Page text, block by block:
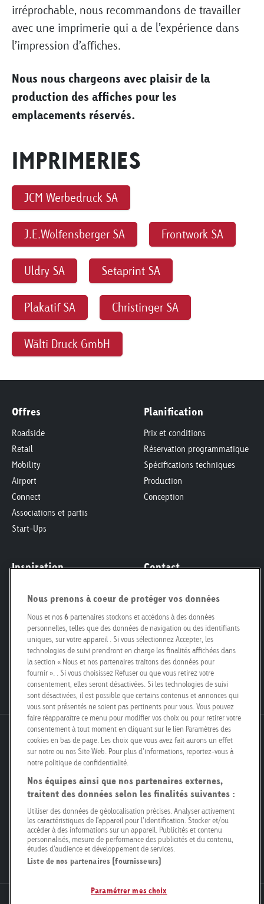
irréprochable, nous recommandons de travailler
avec une imprimerie qui a de l’expérience dans
l’impression d’affiches.
Nous nous chargeons avec plaisir de la
production des affiches pour les
emplacements réservés.
IMPRIMERIES
JCM Werbedruck SA
J.E.Wolfensberger SA Frontwork SA
Uldry SA Setaprint SA
Plakatif SA Christinger SA
Wälti Druck GmbH
Offres
Roadside
Retail
Mobility
Airport
Connect
Associations et partis
Start-Ups
Planification
Prix et conditions
Réservation programmatique
Spécifications techniques
Production
Conception
Inspiration
Responsabilité Sociétale des
Entreprises
Smart City
Engagement
Poster Safari
Contact
Formulaire de contact
Personnes de contact
Pour propriétaires fonciers
Nos filiales
Kit média
Postes vacants
Goldbach Neo OOH AG
Bösch 67
6331 Hünenberg
info@goldbachneo.com
+41 58 455 50 00
Directions
Nous prenons à coeur de protéger vos données
Nous et nos6 partenaires stockons et accédons à des données
personnelles, telles que des données de navigation ou des identifiants
uniques, sur votre appareil . Si vous sélectionnez Accepter, les
technologies de suivi prendront en charge les finalités affichées dans
la section « Nous et nos partenaires traitons des données pour
fournir ». . Si vous choisissez Refuser ou que vous retirez votre
consentement, elles seront désactivées. Si les technologies de suivi
sont désactivées, il est possible que certains contenus et annonces qui
vous sont présentés ne soient pas pertinents pour vous. Vous pouvez
faire réapparaître ce menu pour modifier vos choix ou pour retirer votre
consentement à tout moment en cliquant sur le lien Paramètres des
cookies en bas de page. Les choix que vous avez fait aurons un effet
sur notre ou nos Site Web. Pour plus d’informations, reportez-vous à
notre politique de confidentialité.
Nos équipes ainsi que nos partenaires externes,
traitent des données selon les finalités suivantes :
Utiliser des données de géolocalisation précises. Analyser activement
les caractéristiques de l’appareil pour l’identification. Stocker et/ou
accéder à des informations sur un appareil. Publicités et contenu
personnalisés, mesure de performance des publicités et du contenu,
études d’audience et développement de services.
Liste de nos partenaires (fournisseurs)
Paramétrer mes choix